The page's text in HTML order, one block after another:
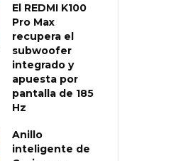
El REDMI K100
Pro Max
recupera el
subwoofer
integrado y
apuesta por
pantalla de 185
Hz
Anillo
inteligente de